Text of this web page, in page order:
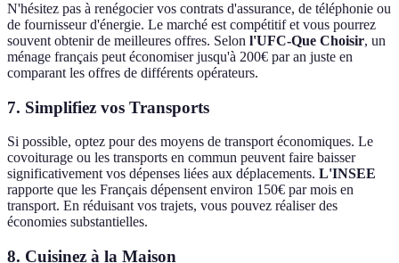
N'hésitez pas à renégocier vos contrats d'assurance, de téléphonie ou
de fournisseur d'énergie. Le marché est compétitif et vous pourrez
souvent obtenir de meilleures offres. Selon l'UFC-Que Choisir, un
ménage français peut économiser jusqu'à 200€ par an juste en
comparant les offres de différents opérateurs.
7. Simplifiez vos Transports
Si possible, optez pour des moyens de transport économiques. Le
covoiturage ou les transports en commun peuvent faire baisser
significativement vos dépenses liées aux déplacements. L'INSEE
rapporte que les Français dépensent environ 150€ par mois en
transport. En réduisant vos trajets, vous pouvez réaliser des
économies substantielles.
8. Cuisinez à la Maison